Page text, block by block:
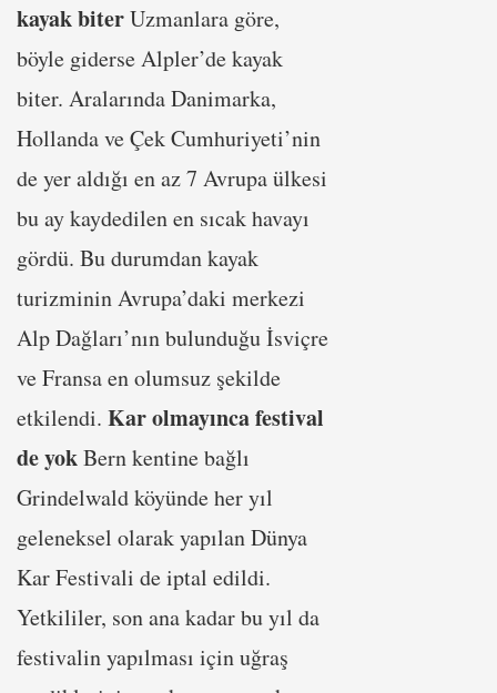
kayak biterUzmanlara göre,
böyle giderse Alpler’de kayak
biter. Aralarında Danimarka,
Hollanda ve Çek Cumhuriyeti’nin
de yer aldığı en az 7 Avrupa ülkesi
bu ay kaydedilen en sıcak havayı
gördü. Bu durumdan kayak
turizminin Avrupa’daki merkezi
Alp Dağları’nın bulunduğu İsviçre
ve Fransa en olumsuz şekilde
etkilendi. Kar olmayınca festival
de yokBern kentine bağlı
Grindelwald köyünde her yıl
geleneksel olarak yapılan Dünya
Kar Festivali de iptal edildi.
Yetkililer, son ana kadar bu yıl da
festivalin yapılması için uğraş